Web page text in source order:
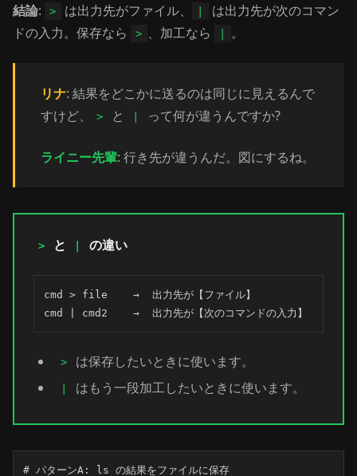
結論: > は出力先がファイル、
は出力先が次のコマン
ドの入力。保存なら
> 、加工なら 。
リナ: 結果をどこかに送るのは同じに見えるんで
すけど、
> と って何が違うんですか?
ライニー先輩: 行き先が違うんだ。図にするね。
> と の違い
cmd > file    →  出力先が【ファイル】
cmd | cmd2    →  出力先が【次のコマンドの入力】
> は保存したいときに使います。
はもう一段加工したいときに使います。
# パターンA: ls の結果をファイルに保存